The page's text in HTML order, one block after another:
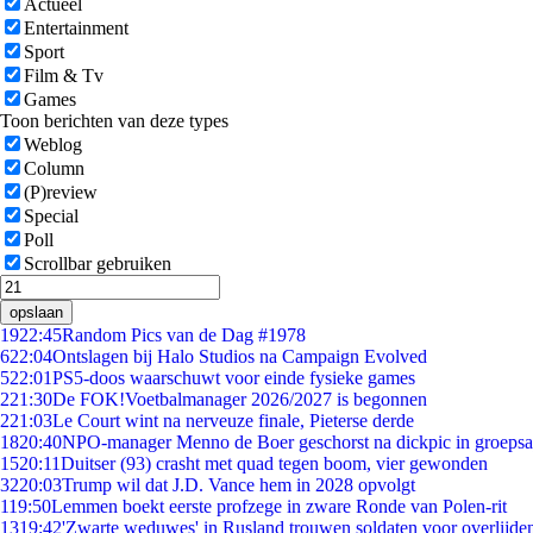
Actueel
Entertainment
Sport
Film & Tv
Games
Toon berichten van deze types
Weblog
Column
(P)review
Special
Poll
Scrollbar gebruiken
opslaan
1922:45Random Pics van de Dag #1978
622:04Ontslagen bij Halo Studios na Campaign Evolved
522:01PS5-doos waarschuwt voor einde fysieke games
221:30De FOK!Voetbalmanager 2026/2027 is begonnen
221:03Le Court wint na nerveuze finale, Pieterse derde
1820:40NPO-manager Menno de Boer geschorst na dickpic in
1520:11Duitser (93) crasht met quad tegen boom, vier gewonden
3220:03Trump wil dat J.D. Vance hem in 2028 opvolgt
119:50Lemmen boekt eerste profzege in zware Ronde van Polen-rit
1319:42'Zwarte weduwes' in Rusland trouwen soldaten voor